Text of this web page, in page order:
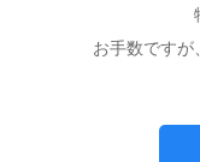
お手数ですが